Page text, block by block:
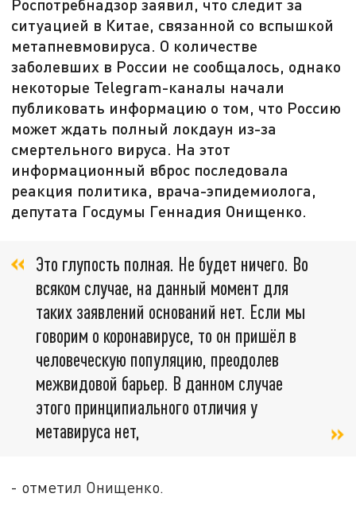
Роспотребнадзор заявил, что следит за
ситуацией в Китае, связанной со вспышкой
метапневмовируса. О количестве
заболевших в России не сообщалось, однако
некоторые Telegram-каналы начали
публиковать информацию о том, что Россию
может ждать полный локдаун из-за
смертельного вируса. На этот
информационный вброс последовала
реакция политика, врача-эпидемиолога,
депутата Госдумы Геннадия Онищенко.
Это глупость полная. Не будет ничего. Во
всяком случае, на данный момент для
таких заявлений оснований нет. Если мы
говорим о коронавирусе, то он пришёл в
человеческую популяцию, преодолев
межвидовой барьер. В данном случае
этого принципиального отличия у
метавируса нет,
- отметил Онищенко.